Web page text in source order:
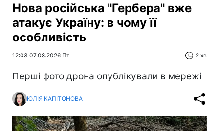
Нова російська "Гербера" вже
атакує Україну: в чому її
особливість
12:03 07.08.2026 Пт 2 хв
Перші фото дрона опублікували в мережі
ЮЛІЯ КАПІТОНОВА